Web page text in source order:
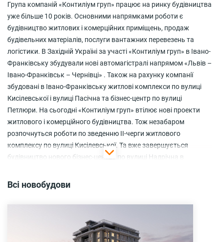
Група компаній «Контиліум груп» працює на ринку будівництва
уже більше 10 років. Основними напрямками роботи є
будівництво житлових і комерційних приміщень, продаж
будівельних матеріалів, послуги вантажних перевезень та
логістики. В Західній Україні за участі «Контиліум груп» в Івано-
Франківську збудували нові автомагістралі напрямом «Львів –
Івано-Франківськ – Чернівці» . Також на рахунку компанії
збудовані в Івано-Франківську житлові комплекси по вулиці
Кисілевської і вулиці Пасічна та бізнес-центр по вулиці
Петлюри. На сьогодні «Контиліум груп» втілює нові проекти
житлового і комерційного будівництва. Тож незабаром
розпочнуться роботи по зведенню ІІ-черги житлового
комплексу по вулиці Кисілевської. Та вже завершується
будівництво нового бізнес-центру по вулиці Надрічна в
Всі новобудови